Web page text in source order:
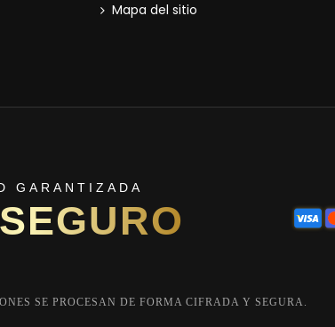
Mapa del sitio
GARANTIZADA
SE PROCESAN DE FORMA CIFRADA Y SEGURA.